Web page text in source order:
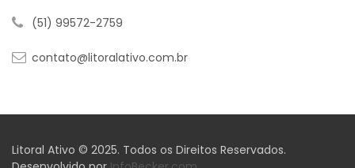
(51) 99572-2759
contato@litoralativo.com.br
Litoral Ativo © 2025. Todos os Direitos Reservados.